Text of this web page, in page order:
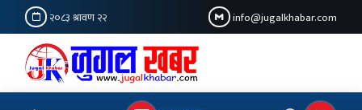
२०८३ श्रावण २२ info@jugalkhabar.com